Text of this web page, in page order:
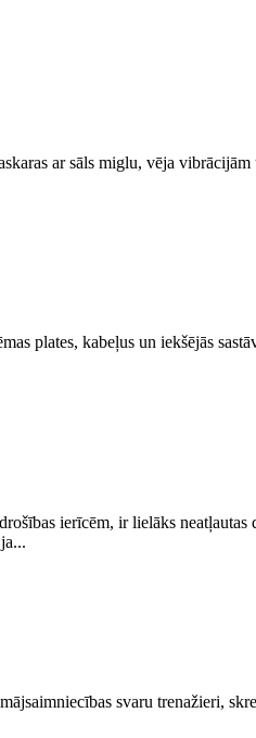
ar sāls miglu, vēja vibrācijām
plates, kabeļus un iekšējās
ierīcēm, ir lielāks neatļautas
svaru trenažieri,